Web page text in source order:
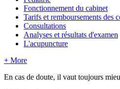
Fonctionnement du cabinet
Tarifs et remboursements des
Consultations
Analyses et résultats d'examen
L'acupuncture
+ More
En cas de doute, il vaut toujours